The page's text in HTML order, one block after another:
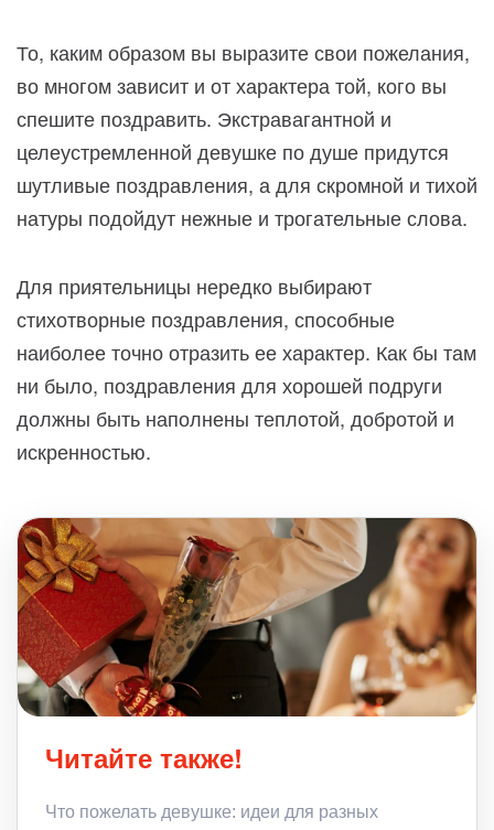
То, каким образом вы выразите свои пожелания,
во многом зависит и от характера той, кого вы
спешите поздравить. Экстравагантной и
целеустремленной девушке по душе придутся
шутливые поздравления, а для скромной и тихой
натуры подойдут нежные и трогательные слова.
Для приятельницы нередко выбирают
стихотворные поздравления, способные
наиболее точно отразить ее характер. Как бы там
ни было, поздравления для хорошей подруги
должны быть наполнены теплотой, добротой и
искренностью.
Читайте также!
Что пожелать девушке: идеи для разных